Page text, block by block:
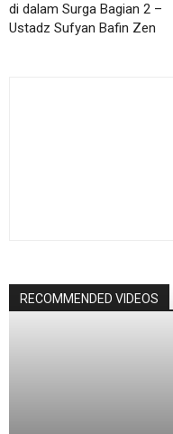
di dalam Surga Bagian 2 –
Ustadz Sufyan Bafin Zen
RECOMMENDED VIDEOS